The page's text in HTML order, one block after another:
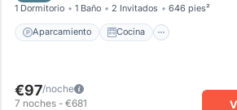
Si1 Dormitorio 1 Baño 2 Invitados 646 pies²
Aparcamiento Cocina
€97/noche
7 noches - €681